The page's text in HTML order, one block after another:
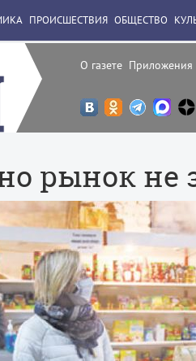
О газете Приложения
ПРОИСШЕСТВИЯ ОБЩЕСТВО
рынок не